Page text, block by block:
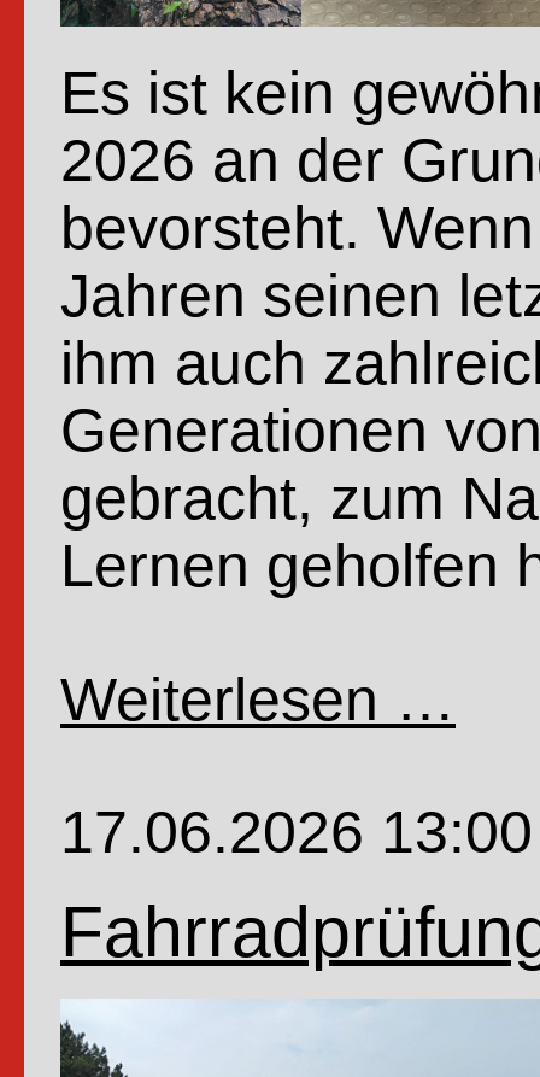
Es ist kein
2026 an der
bevorsteht.
Jahren seinen
ihm auch
Generationen
gebracht, zum
Lernen geholfen
Weiterlesen …
Dr.
Nino
17.06.2026 13:00